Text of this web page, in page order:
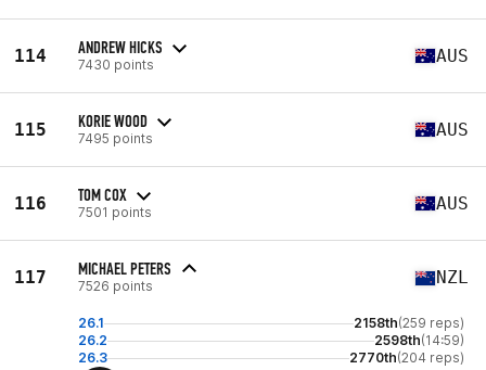
114 ANDREW HICKS
7430 points AUS
115 KORIE WOOD
7495 points AUS
116 TOM COX
7501 points AUS
117 MICHAEL PETERS
7526 points NZL
26.1 2158th(259 reps)
26.2
2598th(14:59)
26.3
2770th(204 reps)